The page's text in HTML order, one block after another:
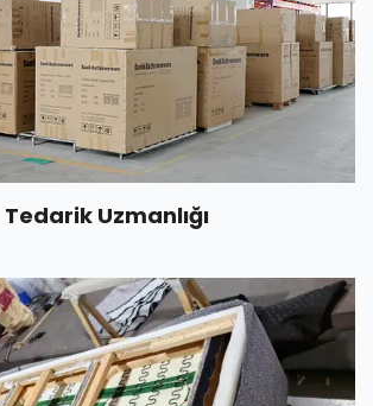
Tedarik Uzmanlığı